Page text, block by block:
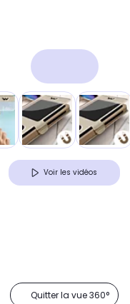
Voir les vidéos
Quitter la vue 360°